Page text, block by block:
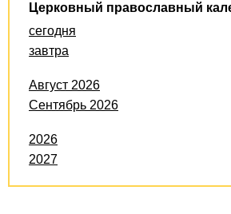
Церковный православный
сегодня
завтра
Август 2026
Сентябрь 2026
2026
2027